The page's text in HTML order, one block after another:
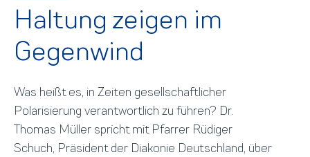
Haltung zeigen im
Gegenwind
Was heißt es, in Zeiten gesellschaftlicher
Polarisierung verantwortlich zu führen? Dr.
Thomas Müller spricht mit Pfarrer Rüdiger
Schuch, Präsident der Diakonie Deutschland, über